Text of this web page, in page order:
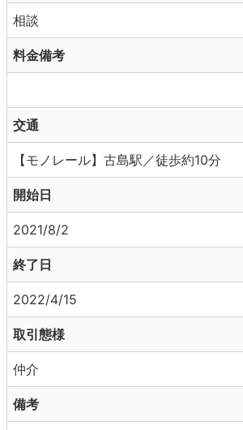
相談
料金備考
交通
【モノレール】古島駅／徒歩約10分
開始日
2021/8/2
終了日
2022/4/15
取引態様
仲介
備考